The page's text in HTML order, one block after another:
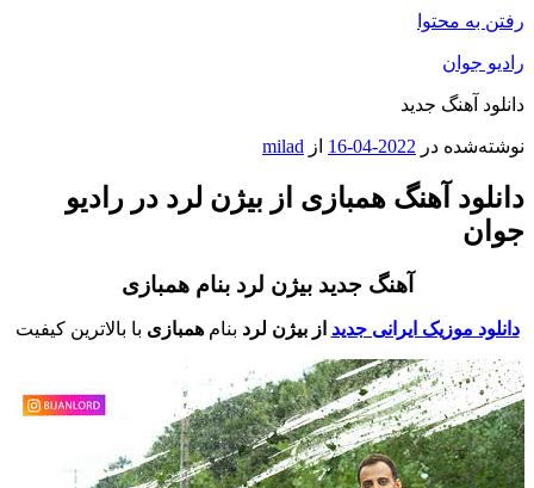
به محتوا
جوان
آهنگ جدید
در 2022-04-16 ازmilad
آهنگ همبازی از بیژن لرد در رادیو
آهنگ جدید بیژن لرد بنام همبازی
دانلود موزیک ایرانی جدیداز بیژن لردبنامهمبازیبا بالاترین کیفیت